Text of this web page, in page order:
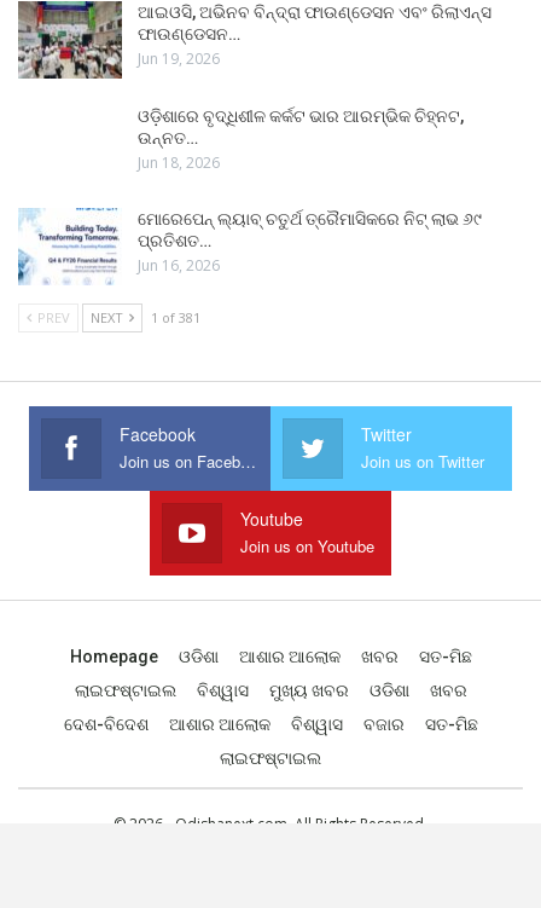
ଆଇଓସି, ଅଭିନବ ବିନ୍ଦ୍ରା ଫାଉଣ୍ଡେସନ ଏବଂ ରିଲାଏନ୍ସ
ଫାଉଣ୍ଡେସନ…
Jun 19, 2026
ଓଡ଼ିଶାରେ ବୃଦ୍ଧିଶୀଳ କର୍କଟ ଭାର ଆରମ୍ଭିକ ଚିହ୍ନଟ,
ଉନ୍ନତ…
Jun 18, 2026
ମୋରେପେନ୍ ଲ୍ୟାବ୍ ଚତୁର୍ଥ ତ୍ରୈମାସିକରେ ନିଟ୍ ଲାଭ ୬୯
ପ୍ରତିଶତ…
Jun 16, 2026
PREV NEXT 1 of 381
Facebook
Join us on Facebook
Twitter
Join us on Twitter
Youtube
Join us on Youtube
Homepage ଓଡିଶା ଆଶାର ଆଲୋକ ଖବର
ସତ-ମିଛ
ଲାଇଫଷ୍ଟାଇଲ
ବିଶ୍ୱାସ ମୁଖ୍ୟ ଖବର ଓଡିଶା
ଖବର
ଦେଶ-ବିଦେଶ
ଆଶାର ଆଲୋକ ବିଶ୍ୱାସ ବଜାର
ସତ-ମିଛ
ଲାଇଫଷ୍ଟାଇଲ
© 2026 - Odishanext.com. All Rights Reserved.